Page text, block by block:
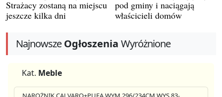
Strażacy zostaną na miejscu
jeszcze kilka dni
pod gminy i naciągają
właścicieli domów
NajnowszeOgłoszenia Wyróżnione
Kat. Meble